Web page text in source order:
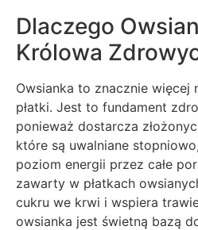
Dlaczego
Królowa
Owsianka to znacznie
płatki. Jest to fundament
ponieważ dostarcza
które są uwalniane
poziom energii przez całe
zawarty w płatkach
cukru we krwi i wspiera
owsianka jest świetną bazą